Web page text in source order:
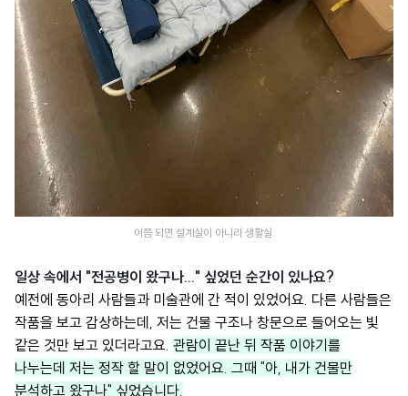
이쯤 되면 설계실이 아니라 생활실.
일상 속에서 "전공병이 왔구나..." 싶었던 순간이 있나요?
예전에 동아리 사람들과 미술관에 간 적이 있었어요. 다른 사람들은
작품을 보고 감상하는데, 저는 건물 구조나 창문으로 들어오는 빛
같은 것만 보고 있더라고요. 관람이 끝난 뒤 작품 이야기를
나누는데 저는 정작 할 말이 없었어요. 그때 "아, 내가 건물만
분석하고 왔구나" 싶었습니다.